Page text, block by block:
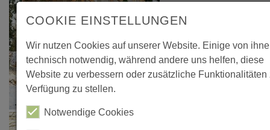
COOKIE EINSTELLUNGEN
Wir nutzen Cookies auf unserer Website. Einige von
technisch notwendig, während andere uns helfen, diese
Website zu verbessern oder zusätzliche Funktionalitäten
Verfügung zu stellen.
Notwendige Cookies